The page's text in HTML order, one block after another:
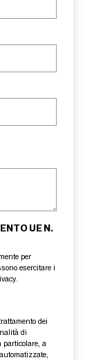
UE N.
per
esercitare i
.
dei
di
particolare, a